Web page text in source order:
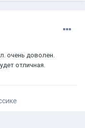
очень доволен.
отличная.